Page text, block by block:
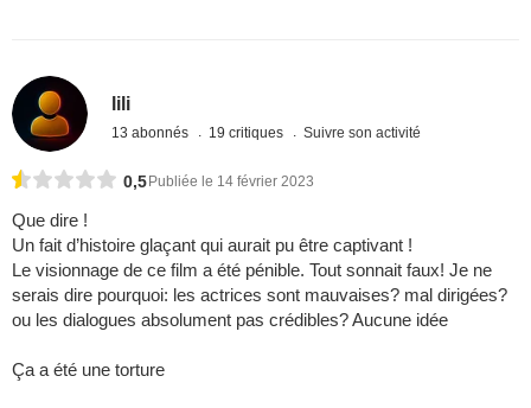
lili
13 abonnés 19 critiques Suivre son activité
0,5 Publiée le 14 février 2023
Que dire !
Un fait d’histoire glaçant qui aurait pu être captivant !
Le visionnage de ce film a été pénible. Tout sonnait faux! Je ne
serais dire pourquoi: les actrices sont mauvaises? mal dirigées?
ou les dialogues absolument pas crédibles? Aucune idée
Ça a été une torture